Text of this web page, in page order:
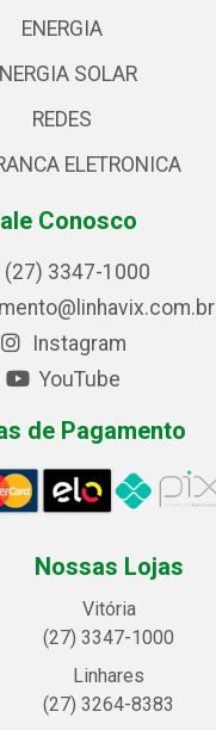
ENERGIA
SOLAR
REDES
ELETRONICA
Conosco
(27) 3347-1000
Instagram
YouTube
de Pagamento
Nossas Lojas
Vitória
(27) 3347-1000
Linhares
(27) 3264-8383